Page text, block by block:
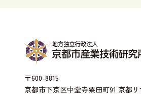
〒600-8815
京都市下京区中堂寺粟田町91 京都